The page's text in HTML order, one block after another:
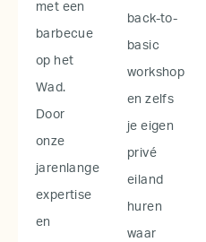
met een
barbecue
op het
Wad.
Door
onze
jarenlange
expertise
en
back-to-
basic
workshop
en zelfs
je eigen
privé
eiland
huren
waar